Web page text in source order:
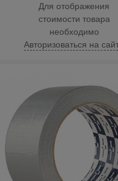
Для отображения
стоимости товара
необходимо
Авторизоваться на